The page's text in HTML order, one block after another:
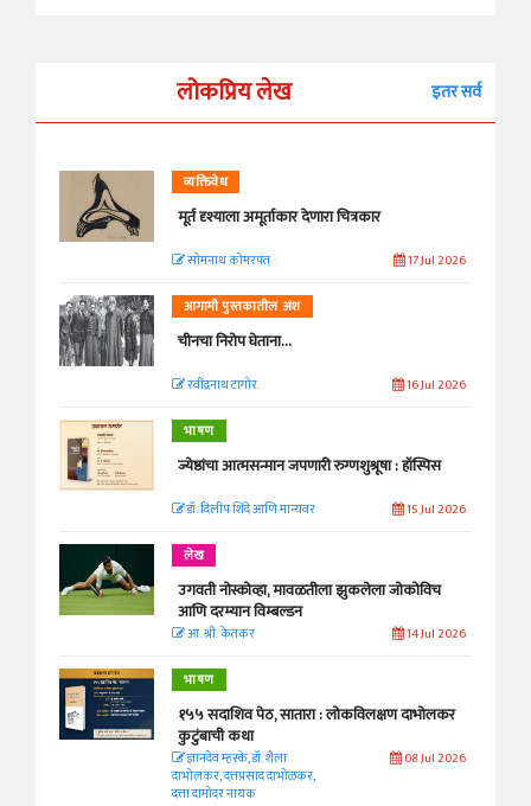
लोकप्रिय लेख इतर सर्व
व्यक्तिवेध
मूर्त दृश्याला अमूर्ताकार देणारा चित्रकार
सोमनाथ कोमरपंत 17 Jul 2026
आगामी पुस्तकातील अंश
चीनचा निरोप घेताना...
रवींद्रनाथ टागोर. 16 Jul 2026
भाषण
ज्येष्ठांचा आत्मसन्मान जपणारी रुग्णशुश्रूषा : हॉस्पिस
डॉ. दिलीप शिंदे आणि मान्यवर 15 Jul 2026
लेख
उगवती नोस्कोव्हा, मावळतीला झुकलेला जोकोविच
आणि दरम्यान विम्बल्डन
आ. श्री. केतकर 14 Jul 2026
भाषण
१५५ सदाशिव पेठ, सातारा : लोकविलक्षण दाभोलकर
कुटुंबाची कथा
ज्ञानदेव म्हस्के, डॉ. शैला
दाभोलकर, दत्तप्रसाद दाभोळकर,
दत्ता दामोदर नायक
08 Jul 2026